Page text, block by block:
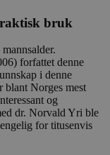
bruk
forfattet denne
i denne
Norges mest
og
dr. Norvald Yri ble
for titusenvis